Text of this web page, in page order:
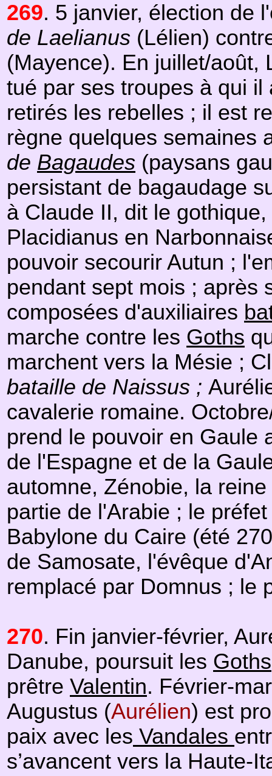
269. 5 janvier, élection de
de Laelianus (Lélien)
(Mayence). En juillet/août,
tué par ses troupes à qui
retirés les rebelles ; il est
règne quelques semaines
de Bagaudes (paysans
persistant de bagaudage
à Claude II, dit le
Placidianus en
pouvoir secourir Autun ;
pendant sept mois ; après
composées d'auxiliaires
marche contre les Goths
marchent vers la Mésie ;
bataille de Naissus ;
cavalerie romaine.
prend le pouvoir en Gaule
de l'Espagne et de la
automne, Zénobie, la
partie de l'Arabie ; le
Babylone du Caire (été
de Samosate, l'évêque
remplacé par Domnus ; le
270. Fin janvier-février,
Danube, poursuit les Goths
prêtre Valentin. Février-
Augustus (Aurélien) est
paix avec les Vandales
s’avancent vers la Haute-